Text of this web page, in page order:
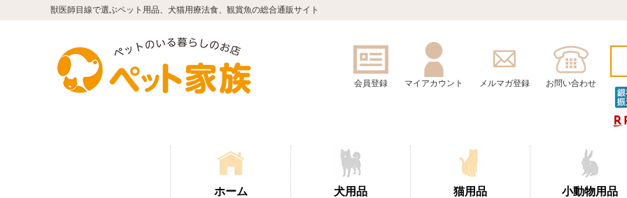
獣医師目線で選ぶペット用品、犬猫用療法食、観賞魚の総合通販サイト
会員登録 マイアカウント メルマガ登録 お問い合わせ
ホーム 犬用品 猫用品 小動物用品